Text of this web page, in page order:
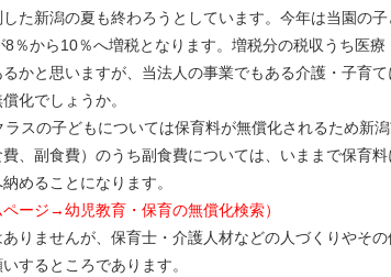
た新潟の夏も終わろうとしています。今年は当園の
％から10％へ増税となります。増税分の税収うち医
かと思いますが、当法人の事業でもある介護・子育
化でしょうか。
スの子どもについては保育料が無償化されるため新
、副食費）のうち副食費については、いままで保育
めることになります。
ページ→幼児教育・保育の無償化検索）
りませんが、保育士・介護人材などの人づくりやそ
するところであります。